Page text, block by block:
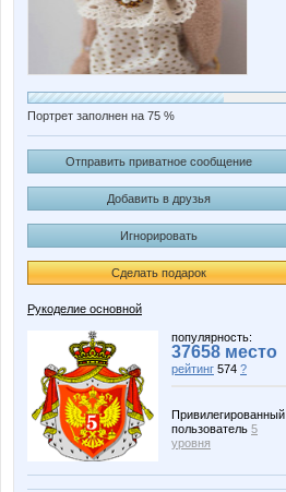
Портрет заполнен на 75 %
Отправить приватное сообщение
Добавить в друзья
Игнорировать
Сделать подарок
Рукоделие основной
популярность:
37658 место
рейтинг 574 ?
Привилегированный
пользователь 5
уровня